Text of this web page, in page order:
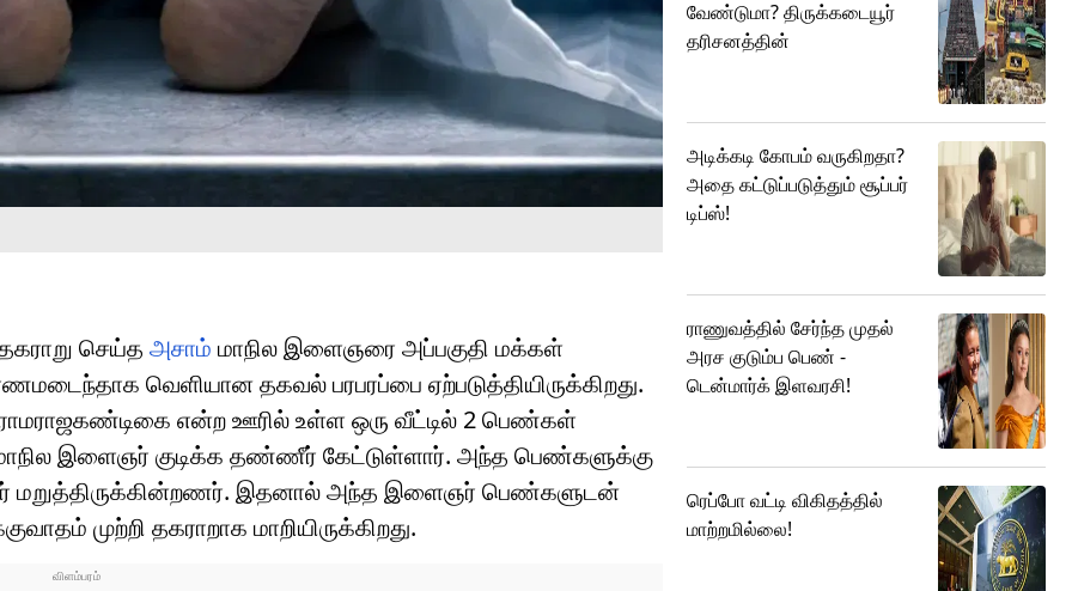
செய்த அசாம் மாநில இளைஞரை அப்பகுதி மக்கள்
வெளியான தகவல் பரபரப்பை ஏற்படுத்தியிருக்கிறது.
என்ற ஊரில் உள்ள ஒரு வீட்டில் 2 பெண்கள்
இளைஞர் குடிக்க தண்ணீர் கேட்டுள்ளார். அந்த பெண்களுக்கு
மறுத்திருக்கின்றணர். இதனால் அந்த இளைஞர் பெண்களுடன்
முற்றி தகராறாக மாறியிருக்கிறது.
வேண்டுமா? திருக்கடையூர்
தரிசனத்தின்
அடிக்கடி கோபம் வருகிறதா?
அதை கட்டுப்படுத்தும் சூப்பர்
டிப்ஸ்!
ராணுவத்தில் சேர்ந்த முதல்
அரச குடும்ப பெண் -
டென்மார்க் இளவரசி!
ரெப்போ வட்டி விகிதத்தில்
மாற்றமில்லை!